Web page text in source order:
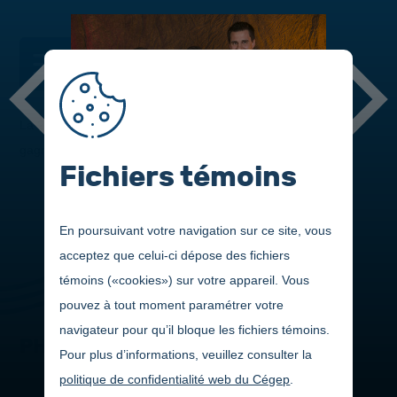
La 20
édition du Gala de la réussite présente les nominés et
PHOTOS
Fichiers témoins
En poursuivant votre navigation sur ce site, vous
acceptez que celui-ci dépose des fichiers
témoins («cookies») sur votre appareil. Vous
pouvez à tout moment paramétrer votre
navigateur pour qu’il bloque les fichiers témoins.
Pour plus d’informations, veuillez consulter la
politique de confidentialité web du Cégep